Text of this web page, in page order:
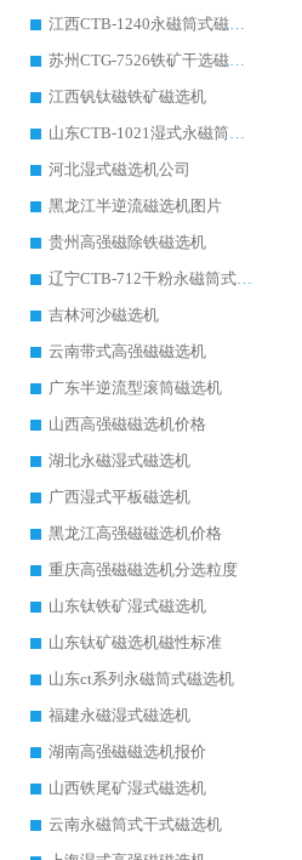
江西CTB-1240永磁筒式磁选机厂家
苏州CTG-7526铁矿干选磁选机
江西钒钛磁铁矿磁选机
山东CTB-1021湿式永磁筒式磁选机
河北湿式磁选机公司
黑龙江半逆流磁选机图片
贵州高强磁除铁磁选机
辽宁CTB-712干粉永磁筒式磁选机
吉林河沙磁选机
云南带式高强磁磁选机
广东半逆流型滚筒磁选机
山西高强磁磁选机价格
湖北永磁湿式磁选机
广西湿式平板磁选机
黑龙江高强磁磁选机价格
重庆高强磁磁选机分选粒度
山东钛铁矿湿式磁选机
山东钛矿磁选机磁性标准
山东ct系列永磁筒式磁选机
福建永磁湿式磁选机
湖南高强磁磁选机报价
山西铁尾矿湿式磁选机
云南永磁筒式干式磁选机